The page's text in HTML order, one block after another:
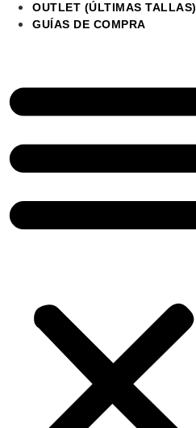
OUTLET (ÚLTIMAS TALLAS)
GUÍAS DE COMPRA